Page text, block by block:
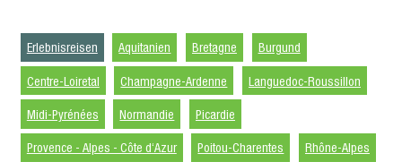
Erlebnisreisen Aquitanien Bretagne Burgund
Centre-Loiretal Champagne-Ardenne Languedoc-Roussillon
Midi-Pyrénées Normandie Picardie
Provence - Alpes - Côte d‘Azur Poitou-Charentes Rhône-Alpes